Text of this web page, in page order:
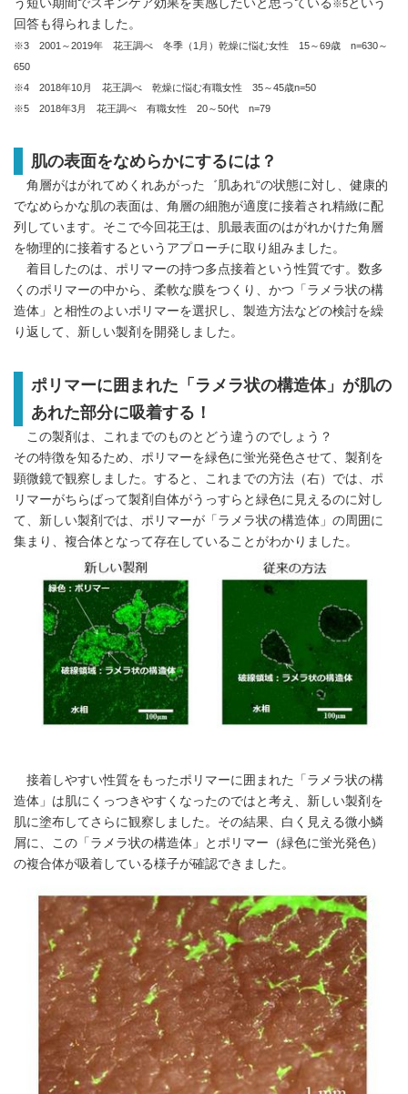
う短い期間でスキンケア効果を実感したいと思っている ※5という
回答も得られました。
※3 2001～2019年 花王調べ 冬季（1月）乾燥に悩む女性 15～69歳 n=630～
650
※4 2018年10月 花王調べ 乾燥に悩む有職女性 35～45歳n=50
※5 2018年3月 花王調べ 有職女性 20～50代 n=79
肌の表面をなめらかにするには？
角層がはがれてめくれあがった゛肌あれ“の状態に対し、健康的
でなめらかな肌の表面は、角層の細胞が適度に接着され精緻に配
列しています。そこで今回花王は、肌最表面のはがれかけた角層
を物理的に接着するというアプローチに取り組みました。
着目したのは、ポリマーの持つ多点接着という性質です。数多
くのポリマーの中から、柔軟な膜をつくり、かつ「ラメラ状の構
造体」と相性のよいポリマーを選択し、製造方法などの検討を繰
り返して、新しい製剤を開発しました。
ポリマーに囲まれた「ラメラ状の構造体」が肌の
あれた部分に吸着する！
この製剤は、これまでのものとどう違うのでしょう？
その特徴を知るため、ポリマーを緑色に蛍光発色させて、製剤を
顕微鏡で観察しました。すると、これまでの方法（右）では、ポ
リマーがちらばって製剤自体がうっすらと緑色に見えるのに対し
て、新しい製剤では、ポリマーが「ラメラ状の構造体」の周囲に
集まり、複合体となって存在していることがわかりました。
接着しやすい性質をもったポリマーに囲まれた「ラメラ状の構
造体」は肌にくっつきやすくなったのではと考え、新しい製剤を
肌に塗布してさらに観察しました。その結果、白く見える微小鱗
屑に、この「ラメラ状の構造体」とポリマー（緑色に蛍光発色）
の複合体が吸着している様子が確認できました。